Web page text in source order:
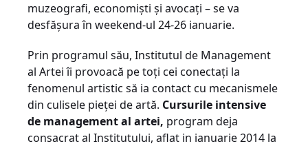
muzeografi, economişti şi avocaţi – se va
desfăşura în weekend-ul 24-26 ianuarie.
Prin programul său, Institutul de Management
al Artei îi provoacă pe toţi cei conectaţi la
fenomenul artistic să ia contact cu mecanismele
din culisele pieţei de artă. Cursurile intensive
de management al artei, program deja
consacrat al Institutului, aflat in ianuarie 2014 la